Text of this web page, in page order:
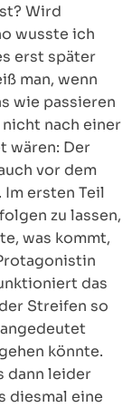
Wird
wusste ich
erst später
man, wenn
wie passieren
nach einer
wären: Der
vor dem
ersten Teil
zu lassen,
was kommt,
das
Streifen so
könnte.
dann leider
diesmal eine